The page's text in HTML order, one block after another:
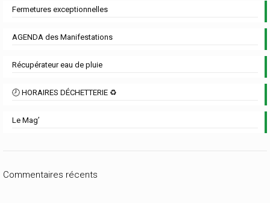
Fermetures exceptionnelles
AGENDA des Manifestations
Récupérateur eau de pluie
🕗 HORAIRES DÉCHETTERIE ♻️
Le Mag’
Commentaires récents